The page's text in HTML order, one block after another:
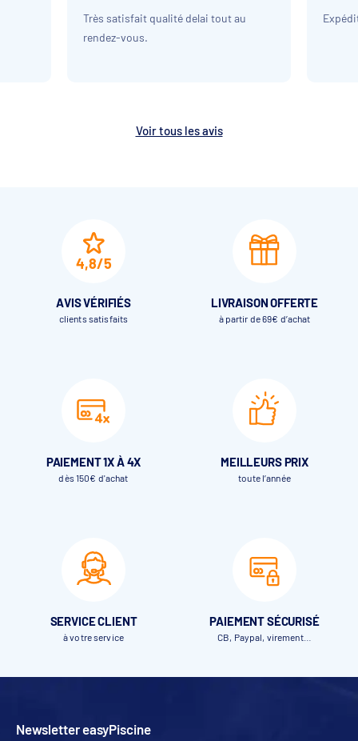
Très satisfait qualité delai tout au
rendez-vous.
Voir tous les avis
4,8/5
AVIS VÉRIFIÉS
clients satisfaits
LIVRAISON OFFERTE
à partir de 69€ d’achat
PAIEMENT 1X À 4X
dès 150€ d'achat
MEILLEURS PRIX
toute l’année
SERVICE CLIENT
à votre service
PAIEMENT SÉCURISÉ
CB, Paypal, virement…
Newsletter easyPiscine